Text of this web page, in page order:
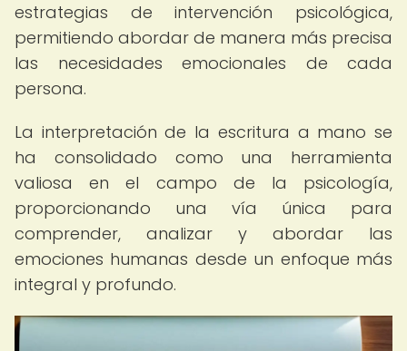
estrategias de intervención psicológica,
permitiendo abordar de manera más precisa
las necesidades emocionales de cada
persona.
La interpretación de la escritura a mano se
ha consolidado como una herramienta
valiosa en el campo de la psicología,
proporcionando una vía única para
comprender, analizar y abordar las
emociones humanas desde un enfoque más
integral y profundo.